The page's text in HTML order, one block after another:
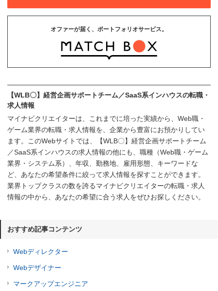
オファーが届く、ポートフォリオサービス。
【WLB〇】経営企画サポートチーム／SaaS系インハウスの転職・
求人情報
マイナビクリエイターは、これまでに培った実績から、Web職・
ゲーム業界の転職・求人情報を、企業から豊富にお預かりしてい
ます。このWebサイトでは、【WLB〇】経営企画サポートチーム
／SaaS系インハウスの求人情報の他にも、職種（Web職・ゲーム
業界・システム系）、年収、勤務地、雇用形態、キーワードな
ど、あなたの希望条件に絞って求人情報を探すことができます。
業界トップクラスの数を誇るマイナビクリエイターの転職・求人
情報の中から、あなたの希望に合う求人をぜひお探しください。
おすすめ記事コンテンツ
Webディレクター
Webデザイナー
マークアップエンジニア